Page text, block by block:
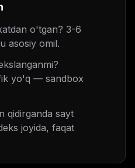
o'tgan? 3-6
asosiy omil.
yo'q — sandbox
qidirganda sayt
joyida, faqat